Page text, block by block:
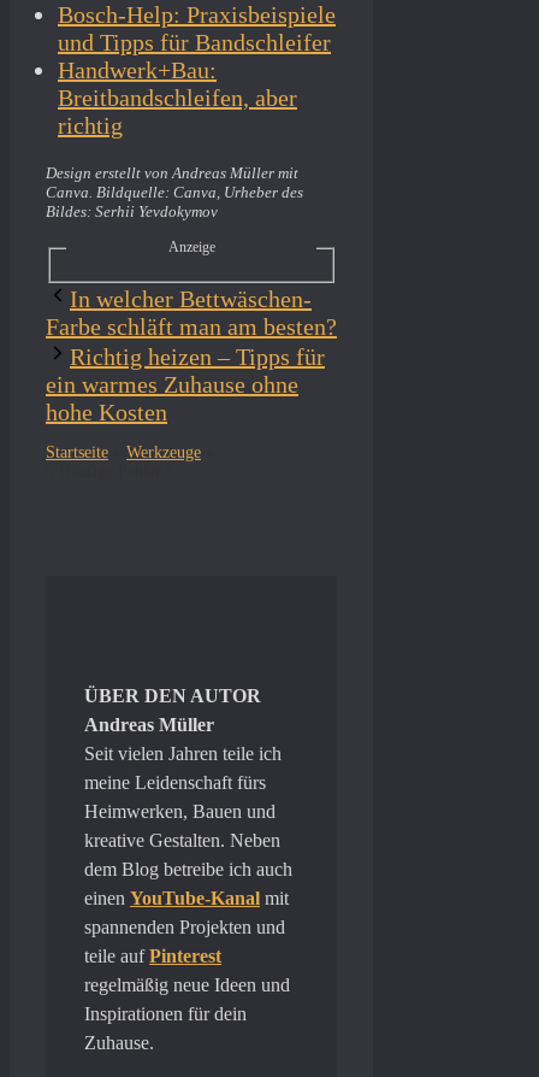
Bosch-Help: Praxisbeispiele
und Tipps für Bandschleifer
Handwerk+Bau:
Breitbandschleifen, aber
richtig
Design erstellt von Andreas Müller mit
Canva. Bildquelle: Canva, Urheber des
Bildes: Serhii Yevdokymov
Anzeige
In welcher Bettwäschen-
Farbe schläft man am besten?
Richtig heizen – Tipps für
ein warmes Zuhause ohne
hohe Kosten
Startseite Werkzeuge
ÜBER DEN AUTOR
Andreas Müller
Seit vielen Jahren teile ich
meine Leidenschaft fürs
Heimwerken, Bauen und
kreative Gestalten. Neben
dem Blog betreibe ich auch
einen YouTube-Kanal mit
spannenden Projekten und
teile aufPinterest
regelmäßig neue Ideen und
Inspirationen für dein
Zuhause.